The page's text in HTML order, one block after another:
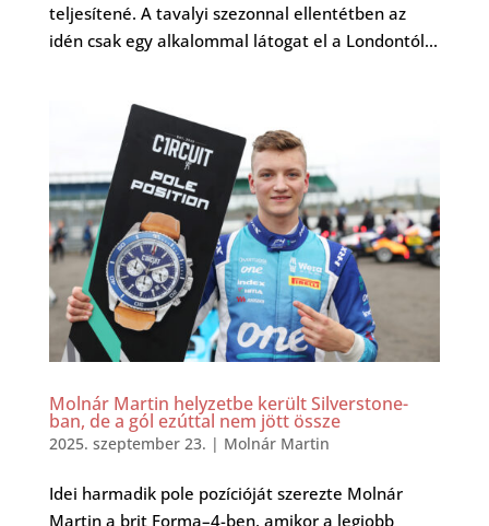
teljesítené. A tavalyi szezonnal ellentétben az
idén csak egy alkalommal látogat el a Londontól...
Molnár Martin helyzetbe került Silverstone-
ban, de a gól ezúttal nem jött össze
2025. szeptember 23. | Molnár Martin
Idei harmadik pole pozícióját szerezte Molnár
Martin a brit Forma–4-ben, amikor a legjobb